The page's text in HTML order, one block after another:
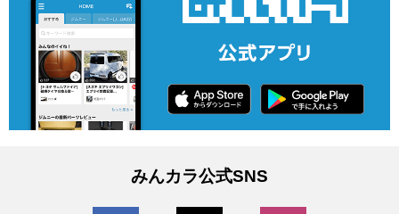
みんカラ公式SNS